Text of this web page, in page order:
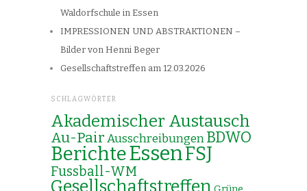
Waldorfschule in Essen
IMPRESSIONEN UND ABSTRAKTIONEN –
Bilder von Henni Beger
Gesellschaftstreffen am 12.03.2026
SCHLAGWÖRTER
Akademischer Austausch
Au-PairAusschreibungenBDWO
BerichteEssenFSJ
Fussball-WM
Gesellschaftstreffen